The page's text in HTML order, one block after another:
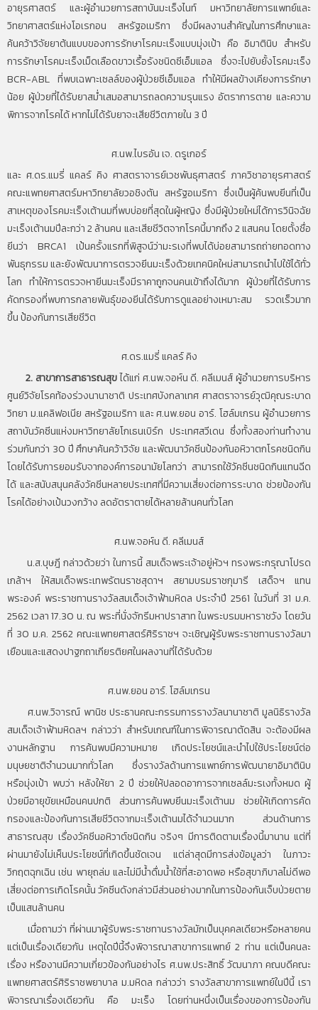
อายุรศาสตร์ และผู้อำนวยการสถาบันมะเร็งไนท์ มหาวิทยาลัยการแพทย์และ
วิทยาศาสตร์แห่งโอเรกอน สหรัฐอเมริกา ซึ่งมีผลงานสำคัญในการศึกษาและ
ค้นคว้าวิจัยยาต้นแบบของการรักษาโรคมะเร็งแบบมุ่งเป้า คือ อิมาตินิบ สำหรับ
การรักษาโรคมะเร็งเม็ดเลือดขาวเรื้อรังชนิดซีเอ็มแอล ซึ่งจะไปยับยั้งโรคมะเร็ง
BCR-ABL ที่พบเฉพาะเซลล์ของผู้ป่วยซีเอ็มแอล ทำให้มีผลข้างเคียงการรักษา
น้อย ผู้ป่วยที่ได้รับยาสม่ำเสมอสามารถลดความรุนแรง อัตราการตาย และความ
พิการจากโรคได้ หากไม่ได้รับยาจะเสียชีวิตภายใน 3 ปี
ศ.นพ.ไบรอัน เจ. ดรูเกอร์
และ ศ.ดร.แมรี่ แคลร์ คิง ศาสตราจารย์เวชพันธุศาสตร์ ภาควิชาอายุรศาสตร์
คณะแพทยศาสตร์มหาวิทยาลัยวอชิงตัน สหรัฐอเมริกา ซึ่งเป็นผู้ค้นพบยีนที่เป็น
สาเหตุของโรคมะเร็งเต้านมที่พบบ่อยที่สุดในผู้หญิง ซึ่งมีผู้ป่วยใหม่ได้การวินิจฉัย
มะเร็งเต้านมปีละกว่า 2 ล้านคน และเสียชีวิตจากโรคนี้มากถึง 2 แสนคน โดยตั้งชื่อ
ยีนว่า BRCA1 เป้นครั้งแรกที่พิสูจน์ว่ามะรเงที่พบได้บ่อยสามารถถ่ายทอดทาง
พันธุกรรม และยังพัฒนาการตรวจยีนมะเร็งด้วยเทคนิคใหม่สามารถนำไปใช้ได้ทั่ว
โลก ทำให้การตรวจหายีนมะเร็งมีราคาถูกจนคนเข้าถึงได้มาก ผู้ป่วยที่ได้รับการ
คัดกรองที่พบการกลายพันธุ์ของยีนได้รับการดูแลอย่างเหมาะสม รวดเร็วมาก
ขึ้น ป้องกันการเสียชีวิต
ศ.ดร.แมรี่ แคลร์ คิง
2. สาขาการสาธารณสุขได้แก่ ศ.นพ.จอห์น ดี. คลีเมนส์ ผู้อำนวยการบริหาร
ศูนย์วิจัยโรคท้องร่วงนานาชาติ ประเทศบังกลาเทศ ศาสตราจารย์วุฒิคุณระบาด
วิทยา ม.แคลิฟอเนีย สหรัฐอเมริกา และ ศ.นพ.ยอน อาร์. โฮล์มเกรน ผู้อำนวยการ
สถาบันวัคซีนแห่งมหาวิทยาลัยโกเธนเบิร์ก ประเทศสวีเดน ซึ่งทั้งสองท่านทำงาน
ร่วมกันกว่า 30 ปี ศึกษาค้นคว้าวิจัย และพัฒนาวัคซีนป้องกันอหิวาตกโรคชนิดกิน
โดยได้รับการยอมรับจากองค์การอนามัยโลกว่า สามารถใช้วัคซีนชนิดกินแทนฉีด
ได้ และสนับสนุนคลังวัคซีนหลายประเทศที่มีความเสี่ยงต่อการระบาด ช่วยป้องกัน
โรคได้อย่างเป้นวงกว้าง ลดอัตราตายได้หลายล้านคนทั่วโลก
ศ.นพ.จอห์น ดี. คลีเมนส์
น.ส.บุษฎี กล่าวด้วยว่า ในการนี้ สมเด็จพระเจ้าอยู่หัวฯ ทรงพระกรุณาโปรด
เกล้าฯ ให้สมเด็จพระเทพรัตนราชสุดาฯ สยามบรมราชกุมารี เสด็จฯ แทน
พระองค์ พระราชทานรางวัลสมเด็จเจ้าฟ้ามหิดล ประจำปี 2561 ในวันที่ 31 ม.ค.
2562 เวลา 17.30 น. ณ พระที่นั่งจักรีมหาปราสาท ในพระบรมมหาราชวัง โดยวัน
ที่ 30 ม.ค. 2562 คณะแพทยศาสตร์ศิริราชฯ จะเชิญผู้รับพระราชทานรางวัลมา
เยือนและแสดงปาฐกถาเกียรติยศในผลงานที่ได้รับด้วย
ศ.นพ.ยอน อาร์. โฮล์มเกรน
ศ.นพ.วิจารณ์ พานิช ประธานคณะกรรมการรางวัลนานาชาติ มูลนิธิรางวัล
สมเด็จเจ้าฟ้ามหิดลฯ กล่าวว่า สำหรับเกณฑ์ในการพิจารณาตัดสิน จะต้องมีผล
งานหลักฐาน การค้นพบมีความหมาย เกิดประโยชน์และนำไปใช้ประโยชน์ต่อ
มนุษยชาติจำนวนมากทั่วโลก ซึ่งรางวัลด้านการแพทย์การพัฒนายาอิมาตินิบ
หรือมุ่งเป้า พบว่า หลังให้ยา 2 ปี ช่วยให้ปลอดอาการจากเซลล์มะรเงทั้งหมด ผู้
ป่วยมีอายุขัยเหมือนคนปกติ ส่วนการค้นพบยีนมะเร็งเต้านม ช่วยให้เกิดการคัด
กรองและป้องกันการเสียชีวิตจากมะเร็งเต้านมได้จำนวนมาก ส่วนด้านการ
สาธารณสุข เรื่องวัคซีนอหิวาต์ชนิดกิน จริงๆ มีการติดตามเรื่องนี้มานาน แต่ที่
ผ่านมายังไม่เห็นประโยชน์ที่เกิดขึ้นชัดเจน แต่ล่าสุดมีการส่งข้อมูลว่า ในภาวะ
วิกฤตฉุกเฉิน เช่น พายุถล่ม และไม่มีน้ำดื่มน้ำใช้ที่สะอาดพอ หรือสุขาภิบาลไม่ดีพอ
เสี่ยงต่อการเกิดโรคนั้น วัคซีนดังกล่าวมีส่วนอย่างมากในการป้องกันเจ็บป่วยตาย
เป็นแสนล้านคน
เมื่อถามว่า ที่ผ่านมาผู้รับพระราชทานรางวัลมักเป็นบุคคลเดียวหรือหลายคน
แต่เป็นเรื่องเดียวกัน เหตุใดปีนี้จึงพิจารณาสาขาการแพทย์ 2 ท่าน แต่เป็นคนละ
เรื่อง หรืองานมีความเกี่ยวข้องกันอย่างไร ศ.นพ.ประสิทธิ์ วัฒนาภา คณบดีคณะ
แพทยศาสตร์ศิริราชพยาบาล ม.มหิดล กล่าวว่า รางวัลสาขาการแพทย์ในปีนี้ เรา
พิจารณาเรื่องเดียวกัน คือ มะเร็ง โดยท่านหนึ่งเป็นเรื่องของการป้องกัน